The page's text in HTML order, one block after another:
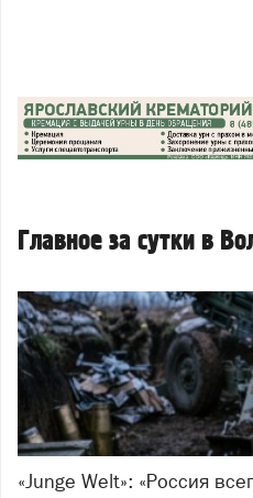
Главное за сутки в
«Junge Welt»: «Россия